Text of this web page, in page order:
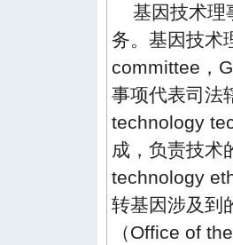
基因技术理
务。基因技术
committee，
事项代表司法
technology
成，负责技术
technology
转基因涉及到
（Office of